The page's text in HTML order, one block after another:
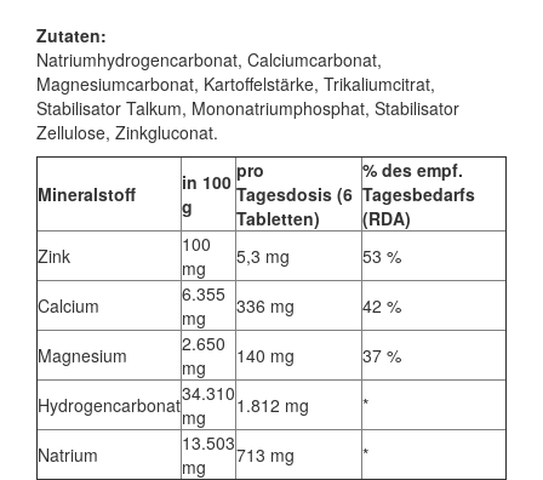
Zutaten:
Natriumhydrogencarbonat, Calciumcarbonat,
Magnesiumcarbonat, Kartoffelstärke, Trikaliumcitrat,
Stabilisator Talkum, Mononatriumphosphat, Stabilisator
Zellulose, Zinkgluconat.
Mineralstoff
in 100
g
pro
Tagesdosis (6
Tabletten)
% des empf.
Tagesbedarfs
(RDA)
Zink
100
mg
5,3 mg 53 %
Calcium
6.355
mg
336 mg 42 %
Magnesium
2.650
mg
140 mg 37 %
Hydrogencarbonat34.310
mg
1.812 mg *
Natrium
13.503
mg
713 mg *